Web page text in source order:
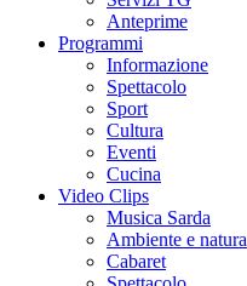
Anteprime
Programmi
Informazione
Spettacolo
Sport
Cultura
Eventi
Cucina
Video Clips
Musica Sarda
Ambiente e natura
Cabaret